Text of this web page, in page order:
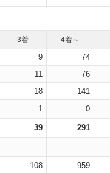
3着 4着～
9 74
11 76
18 141
1 0
39 291
- -
108 959